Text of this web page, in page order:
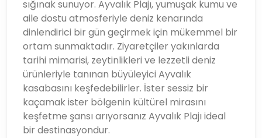
sığınak sunuyor. Ayvalık Plajı, yumuşak kumu ve
aile dostu atmosferiyle deniz kenarında
dinlendirici bir gün geçirmek için mükemmel bir
ortam sunmaktadır. Ziyaretçiler yakınlarda
tarihi mimarisi, zeytinlikleri ve lezzetli deniz
ürünleriyle tanınan büyüleyici Ayvalık
kasabasını keşfedebilirler. İster sessiz bir
kaçamak ister bölgenin kültürel mirasını
keşfetme şansı arıyorsanız Ayvalık Plajı ideal
bir destinasyondur.